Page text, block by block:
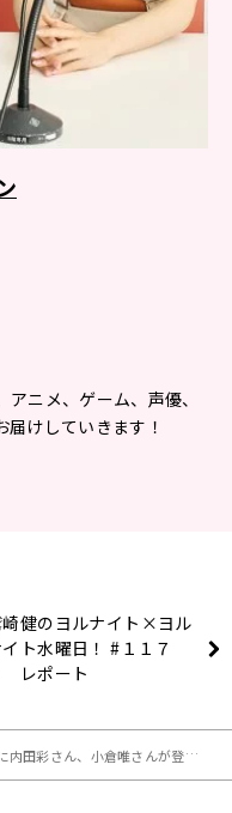
ニメ、ゲーム、声優、
けしていきます！
健のヨルナイト×ヨル
ト水曜日！ #１１７
レポート
ん、小倉唯さんが登場！メールも大募集！エジソン12月4日